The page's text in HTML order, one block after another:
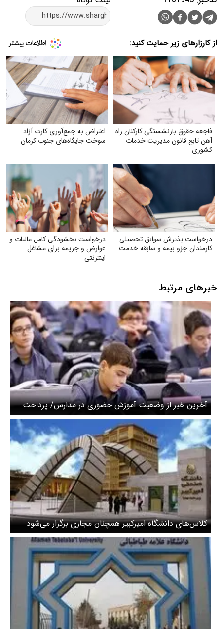
از کارزارهای زیر حمایت کنید:
فاجعه حقوق بازنشستگی کارکنان راه
آهن تابع قانون مدیریت خدمات
کشوری
اعتراض به جمع‌آوری کارت آزاد
سوخت جایگاه‌های جنوب کرمان
درخواست پذیرش سوابق تحصیلی
کارمندان جزو بیمه و سابقه خدمت
درخواست بخشودگی کامل مالیات و
عوارض و جریمه برای مشاغل
اینترنتی
خبرهای مرتبط
آخرین خبر از وضعیت آموزش حضوری در مدارس/ پرداخت
مطالبات فرهنگیان در سخت‌ترین سال مالی
کلاس‌های دانشگاه امیرکبیر همچنان مجازی برگزار می‌شود